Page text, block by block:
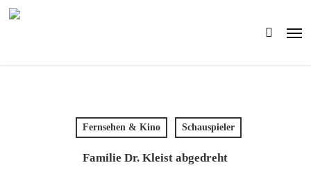
search
Fernsehen & Kino Schauspieler
Familie Dr. Kleist abgedreht